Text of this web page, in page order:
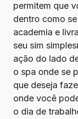
permitem que
dentro como
academia e
seu sim
ação do lado
o spa onde se
que deseja
onde você
o dia de